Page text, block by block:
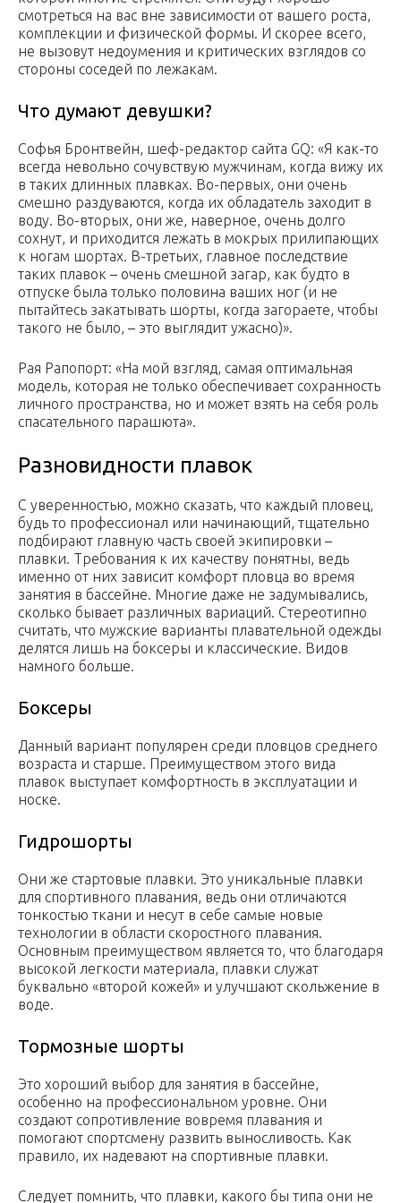
смотреться на вас вне зависимости от вашего роста,
комплекции и физической формы. И скорее всего,
не вызовут недоумения и критических взглядов со
стороны соседей по лежакам.
Что думают девушки?
Софья Бронтвейн, шеф-редактор сайта GQ: «Я как-то
всегда невольно сочувствую мужчинам, когда вижу их
в таких длинных плавках. Во-первых, они очень
смешно раздуваются, когда их обладатель заходит в
воду. Во-вторых, они же, наверное, очень долго
сохнут, и приходится лежать в мокрых прилипающих
к ногам шортах. В-третьих, главное последствие
таких плавок – очень смешной загар, как будто в
отпуске была только половина ваших ног (и не
пытайтесь закатывать шорты, когда загораете, чтобы
такого не было, – это выглядит ужасно)».
Рая Рапопорт: «На мой взгляд, самая оптимальная
модель, которая не только обеспечивает сохранность
личного пространства, но и может взять на себя роль
спасательного парашюта».
Разновидности плавок
С уверенностью, можно сказать, что каждый пловец,
будь то профессионал или начинающий, тщательно
подбирают главную часть своей экипировки –
плавки. Требования к их качеству понятны, ведь
именно от них зависит комфорт пловца во время
занятия в бассейне. Многие даже не задумывались,
сколько бывает различных вариаций. Стереотипно
считать, что мужские варианты плавательной одежды
делятся лишь на боксеры и классические. Видов
намного больше.
Боксеры
Данный вариант популярен среди пловцов среднего
возраста и старше. Преимуществом этого вида
плавок выступает комфортность в эксплуатации и
носке.
Гидрошорты
Они же стартовые плавки. Это уникальные плавки
для спортивного плавания, ведь они отличаются
тонкостью ткани и несут в себе самые новые
технологии в области скоростного плавания.
Основным преимуществом является то, что благодаря
высокой легкости материала, плавки служат
буквально «второй кожей» и улучшают скольжение в
воде.
Тормозные шорты
Это хороший выбор для занятия в бассейне,
особенно на профессиональном уровне. Они
создают сопротивление вовремя плавания и
помогают спортсмену развить выносливость. Как
правило, их надевают на спортивные плавки.
Следует помнить, что плавки, какого бы типа они не